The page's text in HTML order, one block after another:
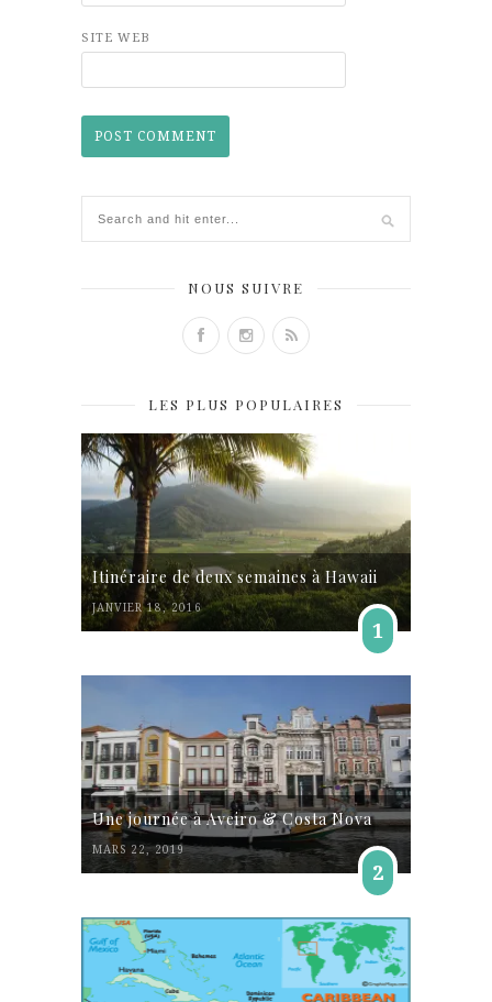
SITE WEB
NOUS SUIVRE
LES PLUS POPULAIRES
Itinéraire de deux semaines à Hawaii
JANVIER 18, 2016
1
Une journée à Aveiro & Costa Nova
MARS 22, 2019
2